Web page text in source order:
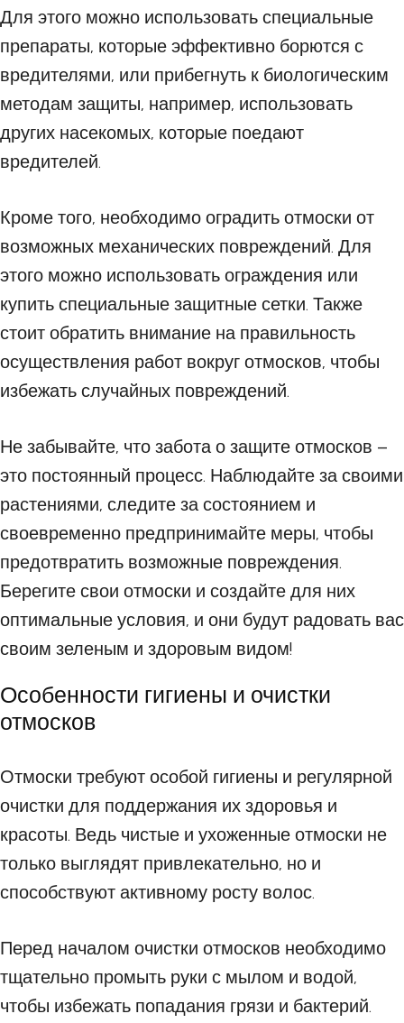
Для этого можно использовать специальные
препараты, которые эффективно борются с
вредителями, или прибегнуть к биологическим
методам защиты, например, использовать
других насекомых, которые поедают
вредителей.
Кроме того, необходимо оградить отмоски от
возможных механических повреждений. Для
этого можно использовать ограждения или
купить специальные защитные сетки. Также
стоит обратить внимание на правильность
осуществления работ вокруг отмосков, чтобы
избежать случайных повреждений.
Не забывайте, что забота о защите отмосков –
это постоянный процесс. Наблюдайте за своими
растениями, следите за состоянием и
своевременно предпринимайте меры, чтобы
предотвратить возможные повреждения.
Берегите свои отмоски и создайте для них
оптимальные условия, и они будут радовать вас
своим зеленым и здоровым видом!
Особенности гигиены и очистки
отмосков
Отмоски требуют особой гигиены и регулярной
очистки для поддержания их здоровья и
красоты. Ведь чистые и ухоженные отмоски не
только выглядят привлекательно, но и
способствуют активному росту волос.
Перед началом очистки отмосков необходимо
тщательно промыть руки с мылом и водой,
чтобы избежать попадания грязи и бактерий.